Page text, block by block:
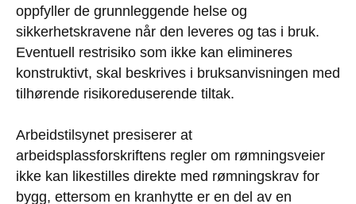
oppfyller de grunnleggende helse og
sikkerhetskravene når den leveres og tas i bruk.
Eventuell restrisiko som ikke kan elimineres
konstruktivt, skal beskrives i bruksanvisningen med
tilhørende risikoreduserende tiltak.
Arbeidstilsynet presiserer at
arbeidsplassforskriftens regler om rømningsveier
ikke kan likestilles direkte med rømningskrav for
bygg, ettersom en kranhytte er en del av en